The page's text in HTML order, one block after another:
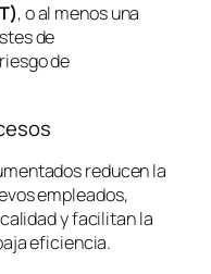
, o al menos una
de
de
reducen la
empleados,
y facilitan la
eficiencia.